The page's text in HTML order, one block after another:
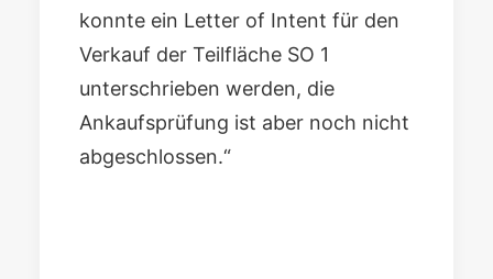
konnte ein Letter of Intent für den
Verkauf der Teilfläche SO 1
unterschrieben werden, die
Ankaufsprüfung ist aber noch nicht
abgeschlossen.“